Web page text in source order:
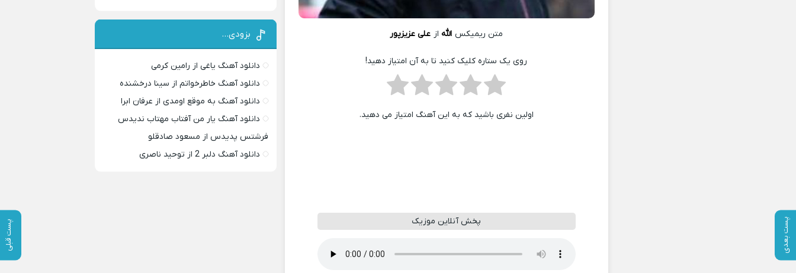
پست بعدی پست قبلی
متن ریمیکس الله از علی عزیزپور
روی یک ستاره کلیک کنید تا به آن امتیاز دهید!
اولین نفری باشید که به این آهنگ امتیاز می دهید.
پخش آنلاین موزیک
بزودی…
دانلود آهنگ یاغی از رامین کرمی
دانلود آهنگ خاطرخواتم از سینا درخشنده
دانلود آهنگ به موقع اومدی از عرفان ابرا
دانلود آهنگ یار من آفتاب مهتاب ندیدس
فرشتس پدیدس از مسعود صادقلو
دانلود آهنگ دلبر 2 از توحید ناصری